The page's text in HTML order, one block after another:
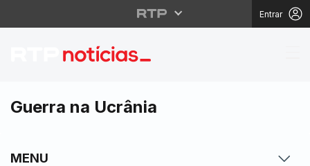
Entrar
Rússia ataca
Guerra na Ucrânia
MENU